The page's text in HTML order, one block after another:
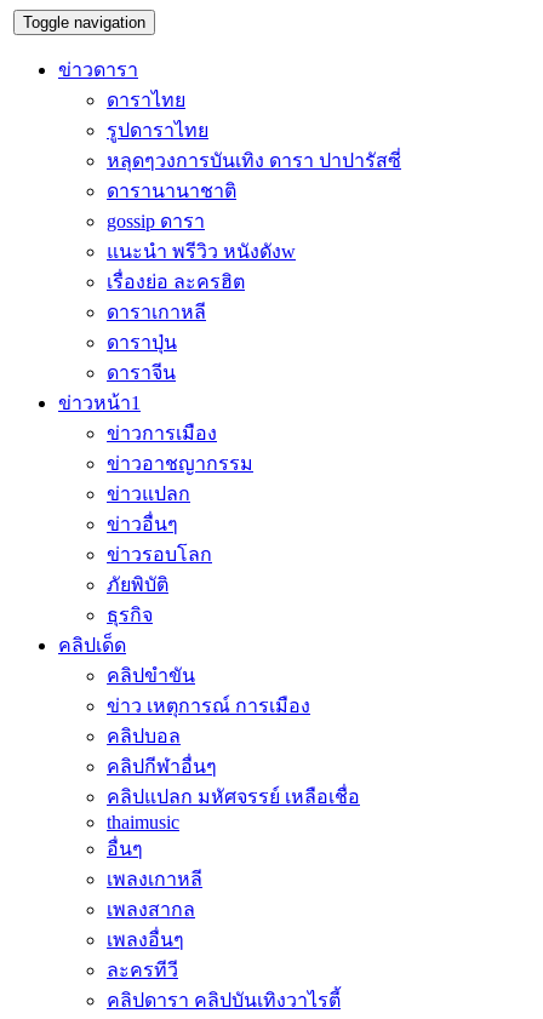
Toggle navigation
ข่าวดารา
ดาราไทย
รูปดาราไทย
หลุดๆวงการบันเทิง ดารา ปาปารัสซี่
ดารานานาชาติ
gossip ดารา
แนะนำ พรีวิว หนังดังw
เรื่องย่อ ละครฮิต
ดาราเกาหลี
ดาราปุ่น
ดาราจีน
ข่าวหน้า1
ข่าวการเมือง
ข่าวอาชญากรรม
ข่าวแปลก
ข่าวอื่นๆ
ข่าวรอบโลก
ภัยพิบัติ
ธุรกิจ
คลิปเด็ด
คลิปขำขัน
ข่าว เหตุการณ์ การเมือง
คลิปบอล
คลิปกีฬาอื่นๆ
คลิปแปลก มหัศจรรย์ เหลือเชื่อ
thaimusic
อื่นๆ
เพลงเกาหลี
เพลงสากล
เพลงอื่นๆ
ละครทีวี
คลิปดารา คลิปบันเทิงวาไรตี้